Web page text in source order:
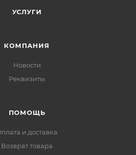
УСЛУГИ
КОМПАНИЯ
Новости
Реквизиты
ПОМОЩЬ
и доставка
Возврат товара